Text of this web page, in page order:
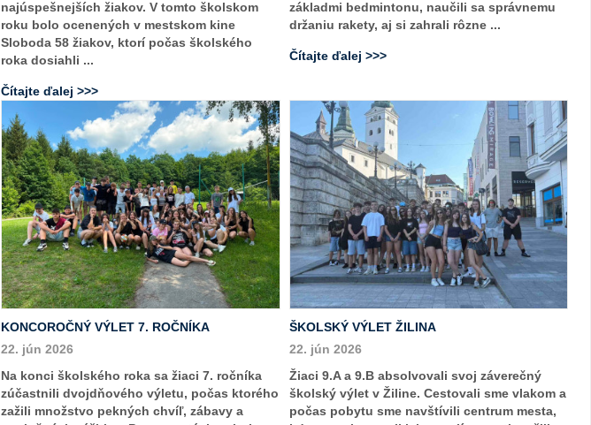
najúspešnejších žiakov. V tomto školskom
roku bolo ocenených v mestskom kine
Sloboda 58 žiakov, ktorí počas školského
roka dosiahli ...
Čítajte ďalej >>>
základmi bedmintonu, naučili sa správnemu
držaniu rakety, aj si zahrali rôzne ...
Čítajte ďalej >>>
KONCOROČNÝ VÝLET 7. ROČNÍKA
22. jún 2026
Na konci školského roka sa žiaci 7. ročníka
zúčastnili dvojdňového výletu, počas ktorého
zažili množstvo pekných chvíľ, zábavy a
ŠKOLSKÝ VÝLET ŽILINA
22. jún 2026
Žiaci 9.A a 9.B absolvovali svoj záverečný
školský výlet v Žiline. Cestovali sme vlakom a
počas pobytu sme navštívili centrum mesta,